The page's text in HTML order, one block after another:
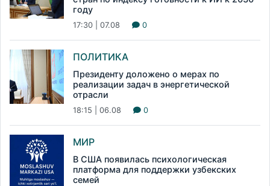
году
17:30 | 07.08 0
ПОЛИТИКА
Президенту доложено о мерах по
реализации задач в энергетической
отрасли
18:15 | 06.08 0
МИР
В США появилась психологическая
платформа для поддержки узбекских
семей